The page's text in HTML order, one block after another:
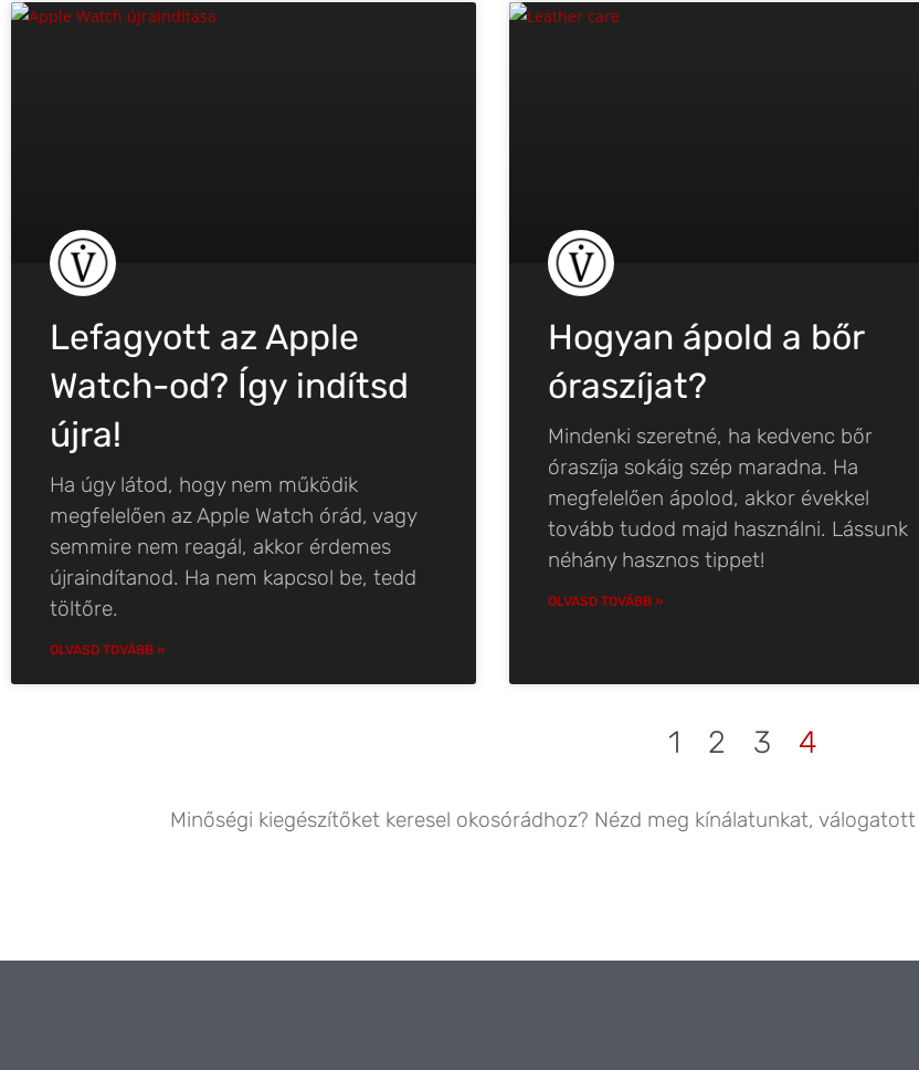
Lefagyott az Apple
Watch-od? Így indítsd
újra!
Ha úgy látod, hogy nem működik
megfelelően az Apple Watch órád, vagy
semmire nem reagál, akkor érdemes
újraindítanod. Ha nem kapcsol be, tedd
töltőre.
OLVASD TOVÁBB »
Hogyan ápold a bőr
óraszíjat?
Mindenki szeretné, ha kedvenc bőr
óraszíja sokáig szép maradna. Ha
megfelelően ápolod, akkor évekkel
tovább tudod majd használni. Lássunk
néhány hasznos tippet!
OLVASD TOVÁBB »
1 2 3 4
Minőségi kiegészítőket keresel okosórádhoz? Nézd meg kínálatunkat, válogatott